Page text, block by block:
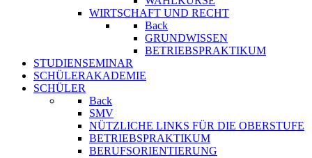
WIRTSCHAFT UND RECHT
Back
GRUNDWISSEN
BETRIEBSPRAKTIKUM
STUDIENSEMINAR
SCHÜLERAKADEMIE
SCHÜLER
Back
SMV
NÜTZLICHE LINKS FÜR DIE OBERSTUFE
BETRIEBSPRAKTIKUM
BERUFSORIENTIERUNG